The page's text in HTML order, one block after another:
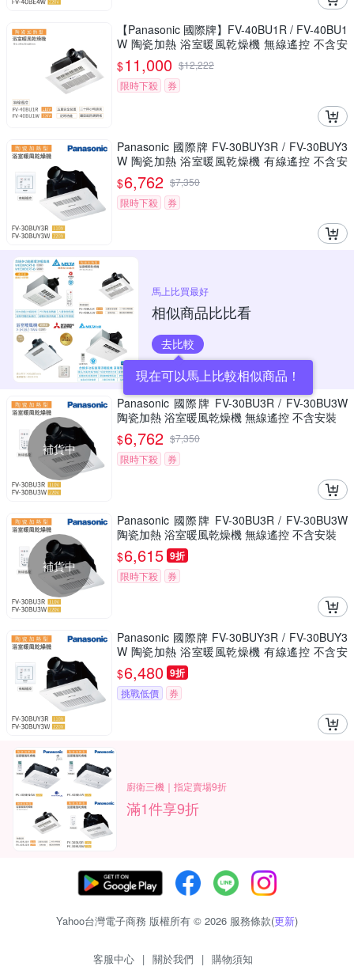
【Panasonic 國際牌】FV-40BU1R / FV-40BU1
W 陶瓷加熱 浴室暖風乾燥機 無線遙控 不含安
裝
$11,000 $12,222
限時下殺
券
Panasonic 國際牌 FV-30BUY3R / FV-30BUY3
W 陶瓷加熱 浴室暖風乾燥機 有線遙控 不含安
裝
$6,762 $7,350
限時下殺
券
馬上比買最好
相似商品比比看
去比較
現在可以馬上比較相似商品！
補貨中
Panasonic 國際牌 FV-30BU3R / FV-30BU3W
陶瓷加熱 浴室暖風乾燥機 無線遙控 不含安裝
$6,762 $7,350
限時下殺
券
補貨中
Panasonic 國際牌 FV-30BU3R / FV-30BU3W
陶瓷加熱 浴室暖風乾燥機 無線遙控 不含安裝
$6,615 9折
限時下殺 券
Panasonic 國際牌 FV-30BUY3R / FV-30BUY3
W 陶瓷加熱 浴室暖風乾燥機 有線遙控 不含安
裝
$6,480 9折
挑戰低價 券
廚衛三機｜指定賣場9折
滿1件享9折
Yahoo台灣電子商務 版權所有 © 2026 服務條款(更新)
客服中心 | 關於我們 | 購物須知